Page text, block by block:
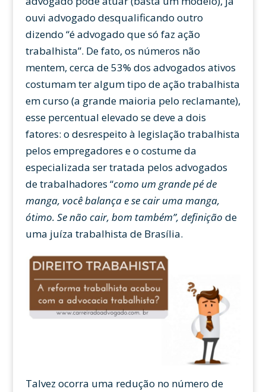
ouvi advogado desqualificando outro
dizendo “é advogado que só faz ação
trabalhista”. De fato, os números não
mentem, cerca de 53% dos advogados ativos
costumam ter algum tipo de ação trabalhista
em curso (a grande maioria pelo reclamante),
esse percentual elevado se deve a dois
fatores: o desrespeito à legislação trabalhista
pelos empregadores e o costume da
especializada ser tratada pelos advogados
de trabalhadores “como um grande pé de
manga, você balança e se cair uma manga,
ótimo. Se não cair, bom também”, definição de
uma juíza trabalhista de Brasília.
Talvez ocorra uma redução no número de